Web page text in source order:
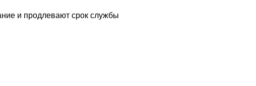
и продлевают срок службы